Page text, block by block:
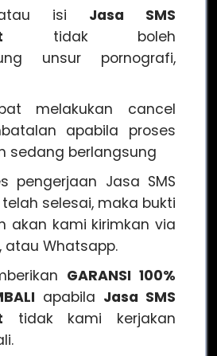
atau isi Jasa SMS
tidak boleh
unsur pornografi,
melakukan cancel
apabila proses
sedang berlangsung
pengerjaan Jasa SMS
selesai, maka bukti
akan kami kirimkan via
atau Whatsapp.
GARANSI 100%
apabila Jasa SMS
tidak kami kerjakan